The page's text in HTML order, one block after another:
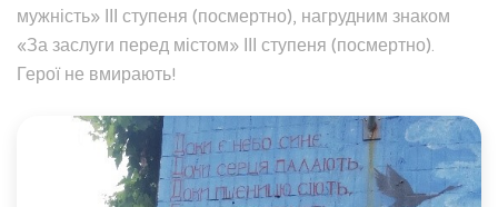
мужність» ІІІ ступеня (посмертно), нагрудним знаком
«За заслуги перед містом» ІІІ ступеня (посмертно).
Герої не вмирають!